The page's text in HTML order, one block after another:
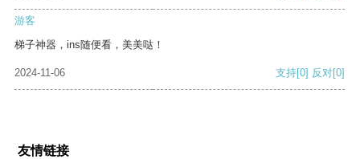
游客
梯子神器，ins随便看，美美哒！
2024-11-06 支持[0] 反对[0]
友情链接